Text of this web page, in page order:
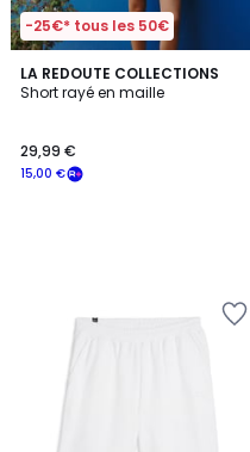
-25€* tous les 50€
LA REDOUTE COLLECTIONS
Short rayé en maille
15,00 €
29,99 €